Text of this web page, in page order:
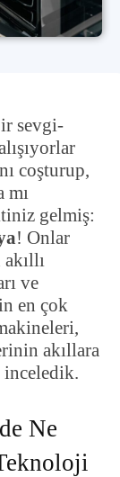
sevgi-
coşturup,
mı
gelmiş:
! Onlar
ve
en çok
akıllara
Ne